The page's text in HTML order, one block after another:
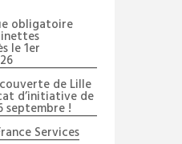
obligatoire
le 1er
de Lille
d’initiative de
septembre !
Services